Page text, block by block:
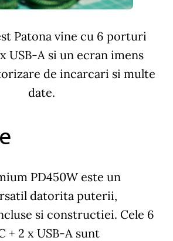
Patona vine cu 6 porturi
USB-A si un ecran imens
de incarcari si multe
date.
PD450W este un
datorita puterii,
si constructiei. Cele 6
+ 2 x USB-A sunt